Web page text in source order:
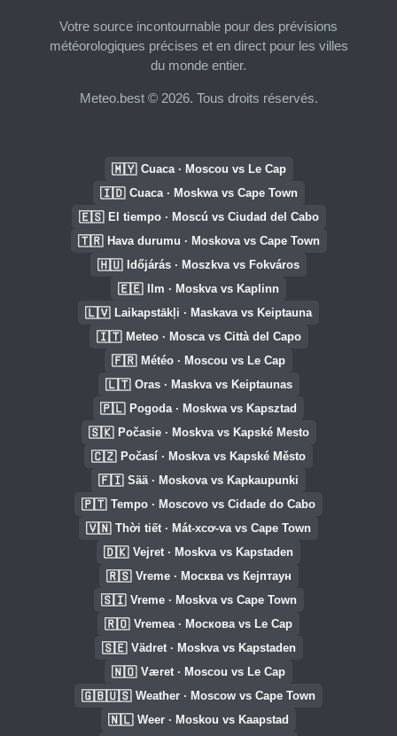
Votre source incontournable pour des prévisions
météorologiques précises et en direct pour les villes
du monde entier.
Meteo.best © 2026. Tous droits réservés.
🇲🇾 Cuaca · Moscou vs Le Cap
🇮🇩 Cuaca · Moskwa vs Cape Town
🇪🇸 El tiempo · Moscú vs Ciudad del Cabo
🇹🇷 Hava durumu · Moskova vs Cape Town
🇭🇺 Időjárás · Moszkva vs Fokváros
🇪🇪 Ilm · Moskva vs Kaplinn
🇱🇻 Laikapstākļi · Maskava vs Keiptauna
🇮🇹 Meteo · Mosca vs Città del Capo
🇫🇷 Météo · Moscou vs Le Cap
🇱🇹 Oras · Maskva vs Keiptaunas
🇵🇱 Pogoda · Moskwa vs Kapsztad
🇸🇰 Počasie · Moskva vs Kapské Mesto
🇨🇿 Počasí · Moskva vs Kapské Město
🇫🇮 Sää · Moskova vs Kapkaupunki
🇵🇹 Tempo · Moscovo vs Cidade do Cabo
🇻🇳 Thời tiết · Mát-xcơ-va vs Cape Town
🇩🇰 Vejret · Moskva vs Kapstaden
🇷🇸 Vreme · Москва vs Кејптаун
🇸🇮 Vreme · Moskva vs Cape Town
🇷🇴 Vremea · Москова vs Le Cap
🇸🇪 Vädret · Moskva vs Kapstaden
🇳🇴 Været · Moscou vs Le Cap
🇬🇧🇺🇸 Weather · Moscow vs Cape Town
🇳🇱 Weer · Moskou vs Kaapstad